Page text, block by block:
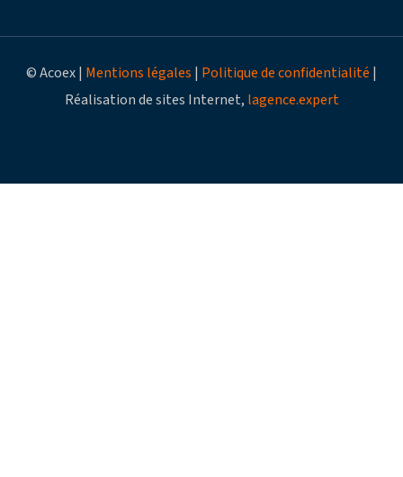
© Acoex | Mentions légales | Politique de confidentialité |
Réalisation de sites Internet, lagence.expert